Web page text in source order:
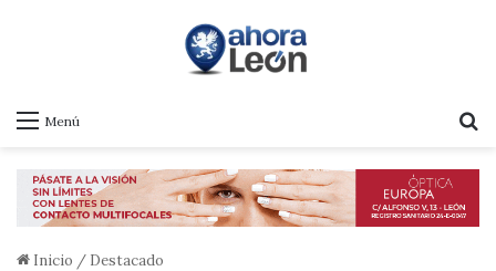
Menú
Inicio / Destacado